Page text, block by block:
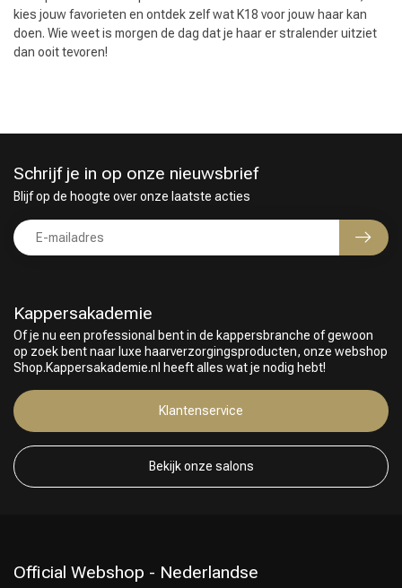
kies jouw favorieten en ontdek zelf wat K18 voor jouw haar kan
doen. Wie weet is morgen de dag dat je haar er stralender uitziet
dan ooit tevoren!
Kappersakademie
Of je nu een professional bent in de kappersbranche of gewoon
op zoek bent naar luxe haarverzorgingsproducten, onze webshop
Shop.Kappersakademie.nl heeft alles wat je nodig hebt!
Klantenservice
Bekijk onze salons
Schrijf je in op onze nieuwsbrief
Blijf op de hoogte over onze laatste acties
Official Webshop - Nederlandse